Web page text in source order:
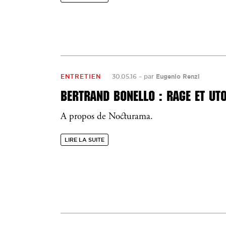
ENTRETIEN 30.05.16 – par Eugenio Renzi
BERTRAND BONELLO : RAGE ET
A propos de Nocturama.
LIRE LA SUITE